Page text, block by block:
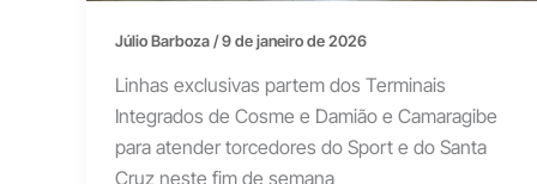
Júlio Barboza/9 de janeiro de 2026
Linhas exclusivas partem dos Terminais
Integrados de Cosme e Damião e Camaragibe
para atender torcedores do Sport e do Santa
Cruz neste fim de semana